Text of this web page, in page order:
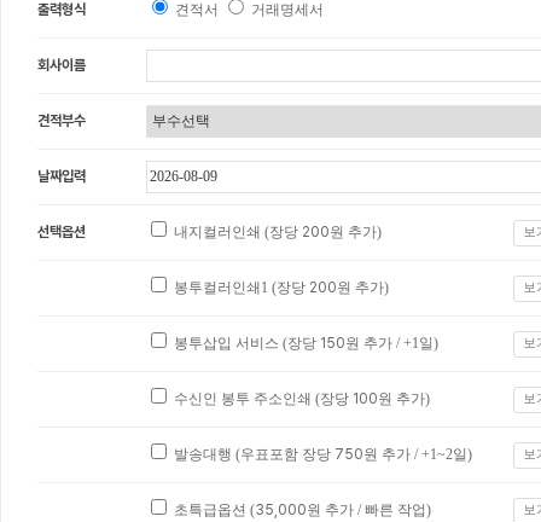
출력형식 견적서 거래명세서
회사이름
견적부수
날짜입력
선택옵션 내지컬러인쇄 (장당 200원 추가) 보
봉투컬러인쇄1 (장당 200원 추가) 보
봉투삽입 서비스 (장당 150원 추가 / +1일) 보
수신인 봉투 주소인쇄 (장당 100원 추가) 보
발송대행 (우표포함 장당 750원 추가 / +1~2일) 보
초특급옵션 (35,000원 추가 / 빠른 작업) 보